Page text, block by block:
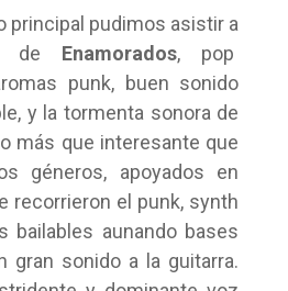
principal pudimos asistir a
de Enamorados, pop
punk, buen sonido
y la tormenta sonora de
más que interesante que
géneros, apoyados en
recorrieron el punk, synth
bailables aunando bases
gran sonido a la guitarra.